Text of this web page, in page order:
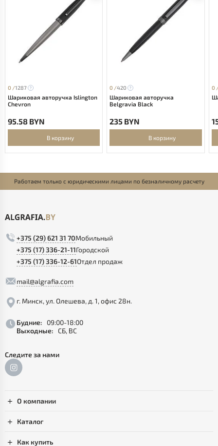
0 /1287
Шариковая авторучка Islington
Chevron
95.58 BYN
В корзину
0 /420
Шариковая авторучка
Belgravia Black
235 BYN
В корзину
0
Работаем только с юридическими лицами по безналичному расчету
+375 (29) 621 31 70Мобильный
+375 (17) 336-21-11Городской
+375 (17) 336-12-61Отдел продаж
mail@algrafia.com
г. Минск, ул. Олешева, д. 1, офис 28н.
Будние:
09:00-18:00
Выходные: СБ, ВС
Следите за нами
О компании
Каталог
Как купить